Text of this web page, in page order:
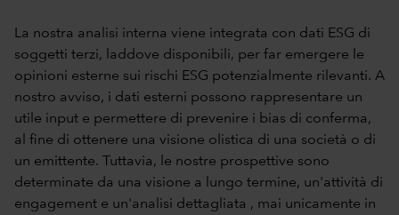
La nostra analisi interna viene integrata con dati ESG di
soggetti terzi, laddove disponibili, per far emergere le
opinioni esterne sui rischi ESG potenzialmente rilevanti. A
nostro avviso, i dati esterni possono rappresentare un
utile input e permettere di prevenire i bias di conferma,
al fine di ottenere una visione olistica di una società o di
un emittente. Tuttavia, le nostre prospettive sono
determinate da una visione a lungo termine, un'attività di
engagement e un'analisi dettagliata , mai unicamente in